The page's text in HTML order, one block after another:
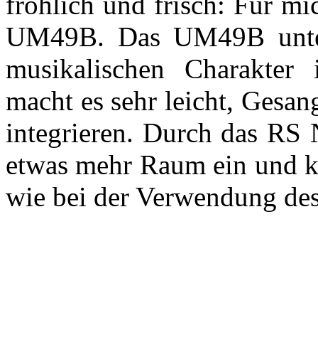
UM49B. Das UM49B
musikalischen
macht es sehr leicht,
integrieren. Durch das
etwas mehr Raum ein und
wie bei der Verwendung